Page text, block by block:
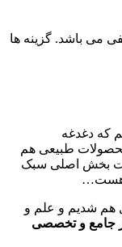
می باشد. گزینه ها
که دغدغه
طبیعی هم
بخش اصلی سبک
هست…
هم شدیم و علم و
جامع و تخصصی